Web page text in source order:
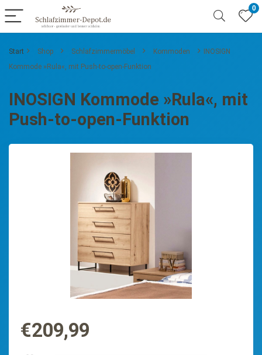
0
Start Shop Schlafzimmermöbel Kommoden
INOSIGN
Kommode »Rula«, mit Push-to-open-Funktion
INOSIGN Kommode »Rula«, mit
Push-to-open-Funktion
€209,99